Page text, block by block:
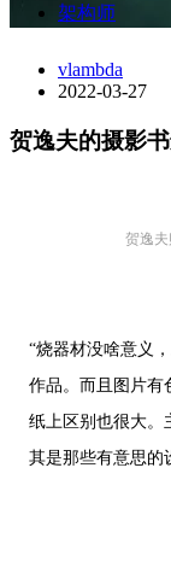
架构师
vlambda
2022-03-27
贺逸夫的摄影
贺逸夫
“烧器材没啥意义
作品。而且图片有
纸上区别也很大。
其是那些有意思的